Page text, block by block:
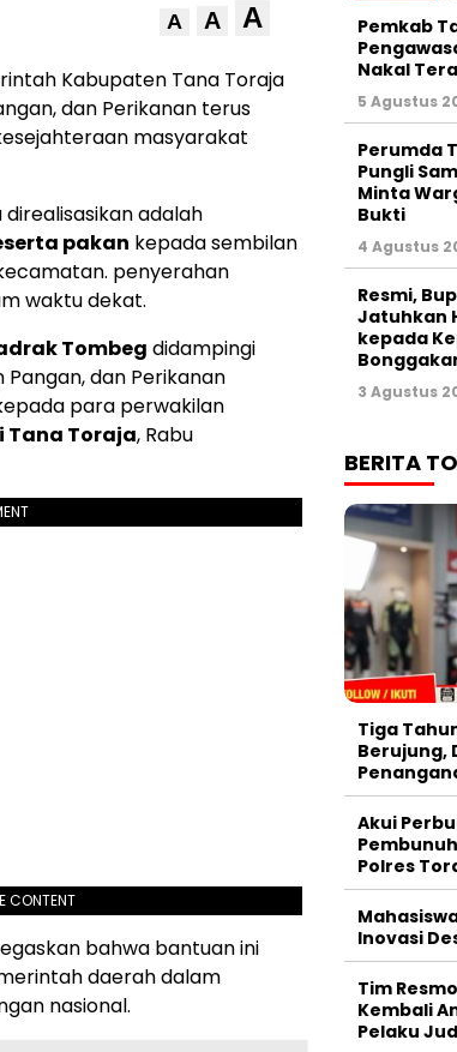
A A A
Kabupaten Tana Toraja
dan Perikanan terus
masyarakat
adalah
pakan kepada sembilan
penyerahan
waktu dekat.
Tombeg didampingi
dan Perikanan
para perwakilan
Tana Toraja, Rabu
CONTENT
bahwa bantuan ini
daerah dalam
nasional.
Pemkab
Nakal
5 Agustus
Perumda
Pungli
Minta
Bukti
4 Agustus
Resmi,
Jatuhkan
kepada
3 Agustus
BERITA
Tiga
Berujung,
Akui
Polres
Inovasi
Tim
Kembali
Pelaku